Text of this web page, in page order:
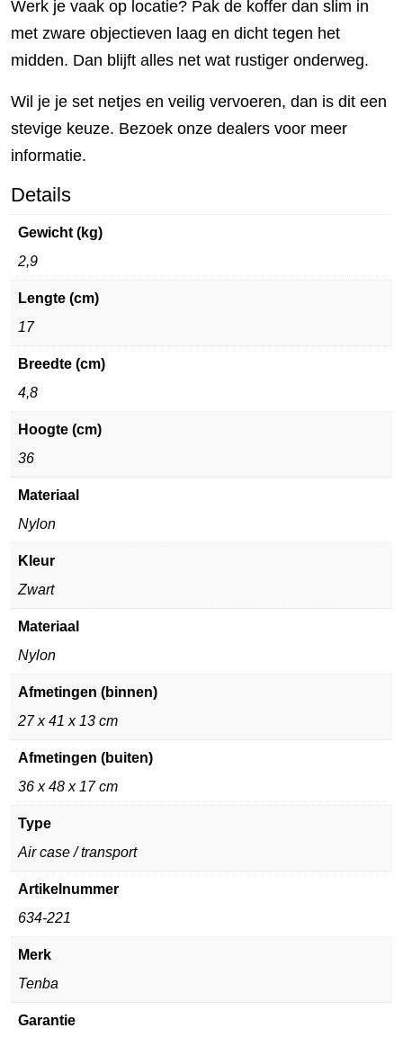
Werk je vaak op locatie? Pak de koffer dan slim in
met zware objectieven laag en dicht tegen het
midden. Dan blijft alles net wat rustiger onderweg.
Wil je je set netjes en veilig vervoeren, dan is dit een
stevige keuze. Bezoek onze dealers voor meer
informatie.
Details
Gewicht (kg)
2,9
Lengte (cm)
17
Breedte (cm)
4,8
Hoogte (cm)
36
Materiaal
Nylon
Kleur
Zwart
Materiaal
Nylon
Afmetingen (binnen)
27 x 41 x 13 cm
Afmetingen (buiten)
36 x 48 x 17 cm
Type
Air case / transport
Artikelnummer
634-221
Merk
Tenba
Garantie